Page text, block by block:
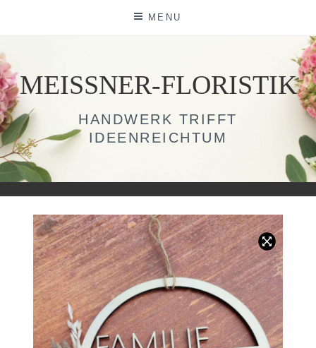
MENU
MEISSNER-FLORISTIK
HANDWERK TRIFFT
IDEENREICHTUM